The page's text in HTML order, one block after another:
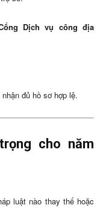
Dịch vụ công địa
đủ hồ sơ hợp lệ.
cho năm
luật nào thay thế hoặc